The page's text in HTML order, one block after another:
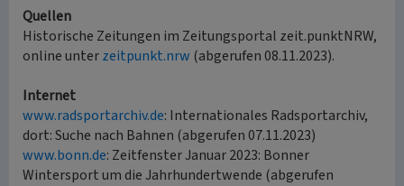
Quellen
Historische Zeitungen im Zeitungsportal zeit.punktNRW,
online unterzeitpunkt.nrw (abgerufen 08.11.2023).
Internet
www.radsportarchiv.de: Internationales Radsportarchiv,
dort: Suche nach Bahnen (abgerufen 07.11.2023)
www.bonn.de: Zeitfenster Januar 2023: Bonner
Wintersport um die Jahrhundertwende (abgerufen